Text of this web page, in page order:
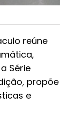
reúne
Série
propõe
e